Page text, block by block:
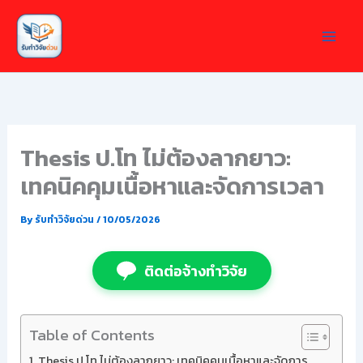
Skip
content
Thesis ป.โท ไม่ต้องลากยาว:
เทคนิคคุมเนื้อหาและจัดการเวลา
Byรับทำวิจัยด่วน /10/05/2026
ติดต่อจ้างทำวิจัย
Table of Contents